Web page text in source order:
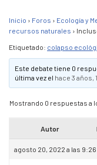
Inicio › Foros › Ecología y
recursos naturales ›
Etiquetado: colapso
Este debate tiene 0
última vez el hace 3 años,
Mostrando 0 respuestas a
Autor
agosto 20, 2022 a las